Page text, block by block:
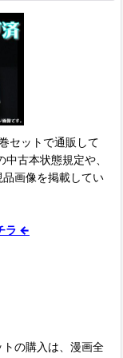
セットで通販して
古本状態規定や、
画像を掲載してい
ラ ←
の購入は、漫画全